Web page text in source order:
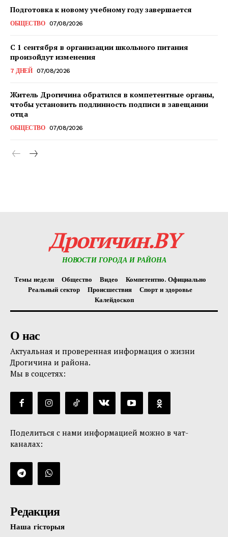
"Драгічынскі Веснік"
ПОДПИСАТЬСЯ
Редакция "ДВ"
Подготовка к новому учебному году завершается
ОБЩЕСТВО 07/08/2026
С 1 сентября в организации школьного питания
произойдут изменения
7 ДНЕЙ 07/08/2026
Житель Дрогичина обратился в компетентные органы,
чтобы установить подлинность подписи в завещании
отца
ОБЩЕСТВО 07/08/2026
Дрогичин.BY
НОВОСТИ ГОРОДА И РАЙОНА
Темы недели Общество Видео
Компетентно. Официально
Реальный сектор
Происшествия
Спорт и здоровье
Калейдоскоп
О нас
Актуальная и проверенная информация о жизни
Дрогичина и района.
Мы в соцсетях:
Поделиться с нами информацией можно в чат-
каналах:
Редакция
Наша гісторыя